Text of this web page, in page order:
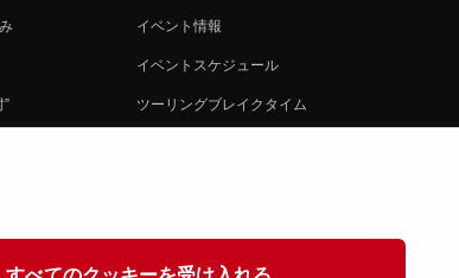
イベント情報
イベントスケジュール
ツーリングブレイクタイム